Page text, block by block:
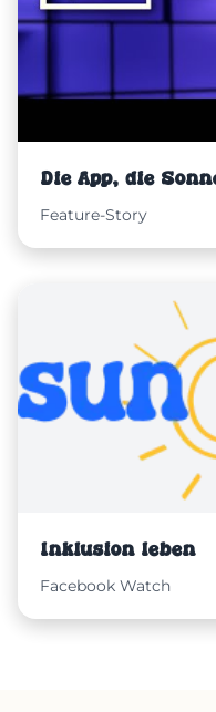
Die App, die
Feature-Story
Inklusion leben
Facebook Watch